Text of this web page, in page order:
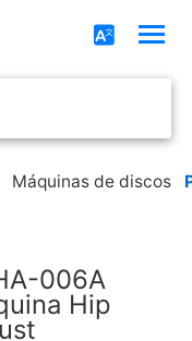
Máquinas de discos